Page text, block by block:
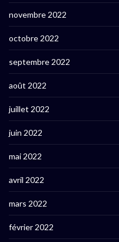
novembre 2022
octobre 2022
septembre 2022
août 2022
juillet 2022
juin 2022
mai 2022
avril 2022
mars 2022
février 2022